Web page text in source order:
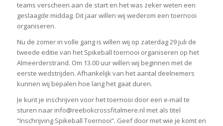
teams verscheen aan de start en het was zeker weten een
geslaagde middag. Dit jaar willen wij wederom een toernooi
organiseren.
Nu de zomer in volle gang is willen wij op zaterdag 29 juli de
tweede editie van het Spikeball toernooi organiseren op het
Almeerderstrand. Om 13.00 uur willen wij beginnen met de
eerste wedstrijden. Afhankelijk van het aantal deelnemers
kunnen wij bepalen hoe lang het gaat duren.
Je kunt je inschrijven voor het toernooi door een e-mail te
sturen naar info@reebokcrossfitalmere.nl met als titel
“Inschrijving Spikeball Toernooi”. Geef door met wie je komt en